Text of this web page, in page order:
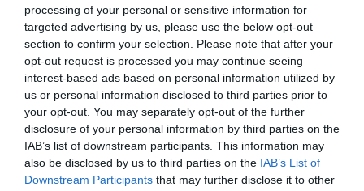
processing of your personal or sensitive information for
targeted advertising by us, please use the below opt-out
section to confirm your selection. Please note that after your
opt-out request is processed you may continue seeing
interest-based ads based on personal information utilized by
us or personal information disclosed to third parties prior to
your opt-out. You may separately opt-out of the further
disclosure of your personal information by third parties on the
IAB’s list of downstream participants. This information may
also be disclosed by us to third parties on the IAB’s List of
Downstream Participants that may further disclose it to other
Elhangzott továbbá, hogy a magyar
vakcinagyár a miniszter szerint a gyár 2022
végére fog termelni, és várhatóan képes lesz
saját fejlesztésű vakcina gyártására és
bérgyártásra is.